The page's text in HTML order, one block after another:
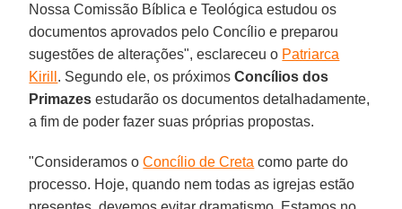
Nossa Comissão Bíblica e Teológica estudou os
documentos aprovados pelo Concílio e preparou
sugestões de alterações", esclareceu o Patriarca
Kirill . Segundo ele, os próximosConcílios dos
Primazes estudarão os documentos detalhadamente,
a fim de poder fazer suas próprias propostas.
"Consideramos oConcílio de Creta como parte do
processo. Hoje, quando nem todas as igrejas estão